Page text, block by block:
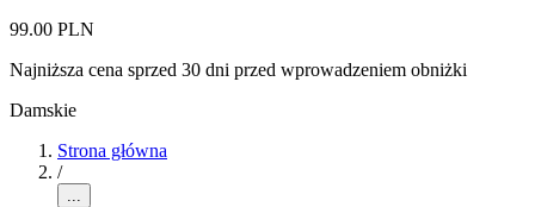
99.00 PLN
Najniższa cena sprzed 30 dni przed wprowadzeniem obniżki
Damskie
Strona główna
/
...